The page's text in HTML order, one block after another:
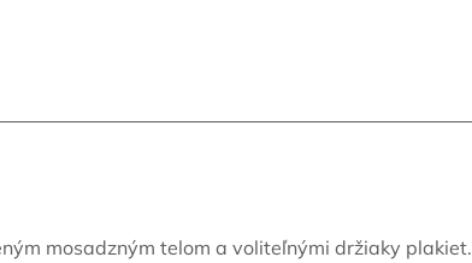
mosadzným telom a voliteľnými držiaky plakiet.